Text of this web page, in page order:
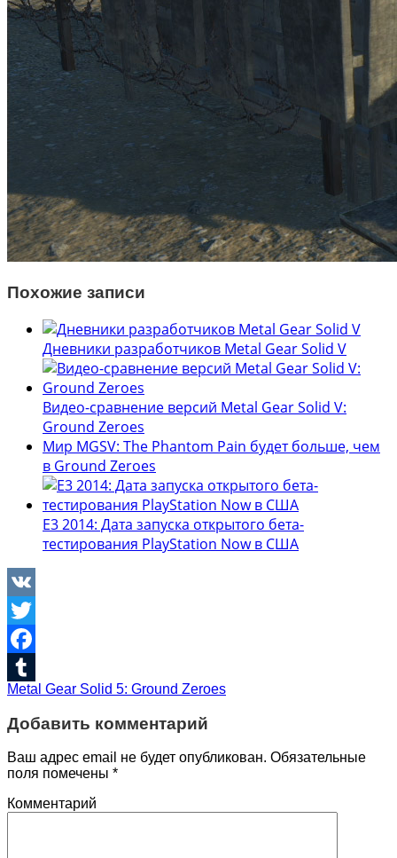
Похожие записи
Дневники разработчиков Metal Gear Solid V
Видео-сравнение версий Metal Gear Solid V:
Ground Zeroes
Мир MGSV: The Phantom Pain будет больше, чем
в Ground Zeroes
E3 2014: Дата запуска открытого бета-
тестирования PlayStation Now в США
VK
Twitter
Facebook
Tumblr
Metal Gear Solid 5: Ground Zeroes
Добавить комментарий
Ваш адрес email не будет опубликован. Обязательные
поля помечены *
Комментарий